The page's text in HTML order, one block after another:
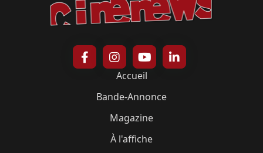
Accueil
Bande-Annonce
Magazine
À l'affiche